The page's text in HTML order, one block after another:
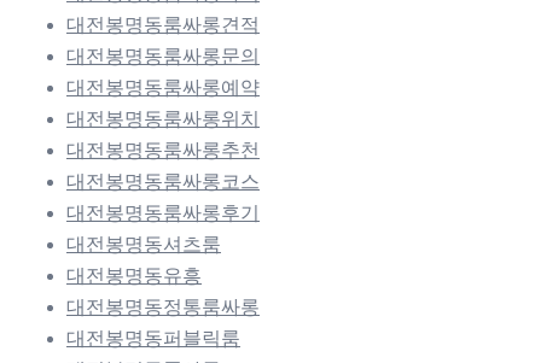
대전봉명동룸싸롱견적
대전봉명동룸싸롱문의
대전봉명동룸싸롱예약
대전봉명동룸싸롱위치
대전봉명동룸싸롱추천
대전봉명동룸싸롱코스
대전봉명동룸싸롱후기
대전봉명동셔츠룸
대전봉명동유흥
대전봉명동정통룸싸롱
대전봉명동퍼블릭룸